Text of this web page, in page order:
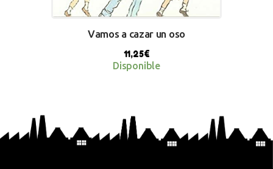
Vamos a cazar un oso
11,25€
Disponible